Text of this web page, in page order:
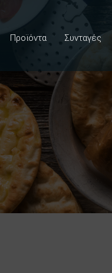
Προϊόντα Συνταγές